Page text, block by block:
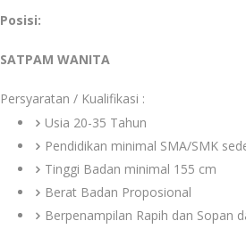
Posisi:
SATPAM WANITA
Persyaratan / Kualifikasi :
Usia 20-35 Tahun
Pendidikan minimal SMA/SMK
Tinggi Badan minimal 155 cm
Berat Badan Proposional
Berpenampilan Rapih dan Sopan